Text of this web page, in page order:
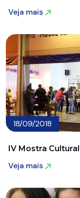
Veja mais
18/09/2018
IV Mostra
Veja mais